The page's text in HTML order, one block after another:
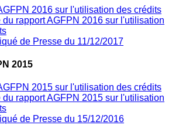
2016 sur l'utilisation des crédits
du rapport AGFPN 2016 sur l'utilisation
de Presse du 11/12/2017
2015
2015 sur l'utilisation des crédits
du rapport AGFPN 2015 sur l'utilisation
de Presse du 15/12/2016